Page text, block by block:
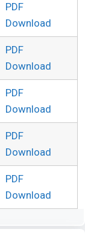
PDF
Download
PDF
Download
PDF
Download
PDF
Download
PDF
Download